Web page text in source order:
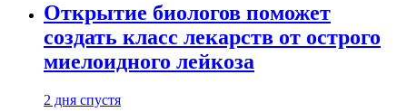
Открытие биологов поможет
создать класс лекарств от острого
миелоидного лейкоза
2 дня спустя